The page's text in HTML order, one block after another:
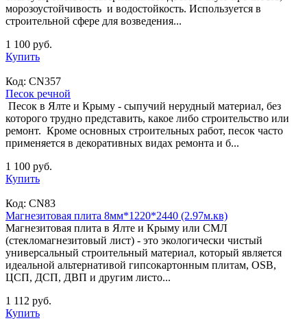
морозоустойчивость и водостойкость. Используется в
строительной сфере для возведения...
1 100 руб.
Купить
Код: CN357
Песок речной
Песок в Ялте и Крыму - сыпучий нерудный материал, без
которого трудно представить, какое либо строительство или
ремонт. Кроме основных строительных работ, песок часто
применяется в декоративных видах ремонта и б...
1 100 руб.
Купить
Код: CN83
Магнезитовая плита 8мм*1220*2440 (2.97м.кв)
Магнезитовая плита в Ялте и Крыму или СМЛ
(стекломагнезитовый лист) - это экологически чистый
универсальный строительный материал, который является
идеальной альтернативой гипсокартонным плитам, OSB,
ЦСП, ДСП, ДВП и другим листо...
1 112 руб.
Купить